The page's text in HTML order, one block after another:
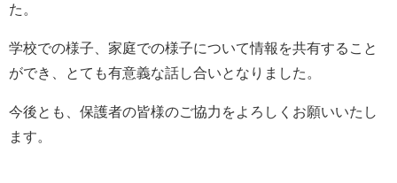
た。
学校での様子、家庭での様子について情報を共有すること
ができ、とても有意義な話し合いとなりました。
今後とも、保護者の皆様のご協力をよろしくお願いいたし
ます。